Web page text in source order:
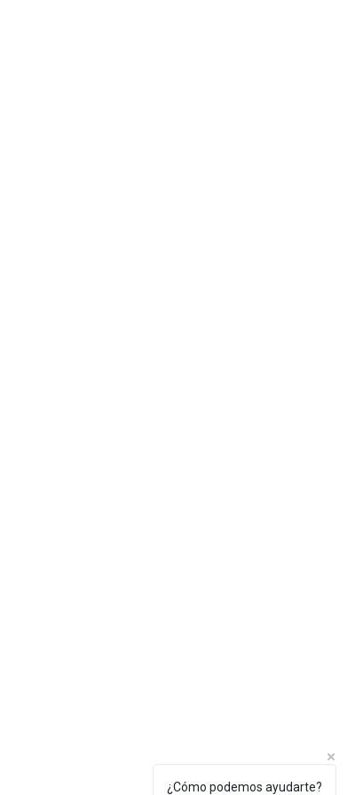
¿Cómo podemos ayudarte?